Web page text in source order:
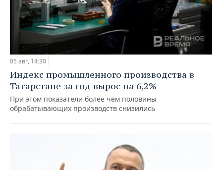
05 авг, 14:30
Индекс промышленного производства в
Татарстане за год вырос на 6,2%
При этом показатели более чем половины
обрабатывающих производств снизились